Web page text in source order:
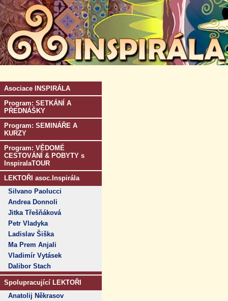
Asociace INSPIRÁLA
Program: SETKÁNÍ A
PŘEDNÁŠKY
Program: SEMINÁŘE A
KURZY
Program: VĚDOMÉ
CESTOVÁNÍ & POBYTY s
InspiralaTOUR
LEKTOŘI asoc.Inspirála
Silvano Paolucci
Andrea Donnoli
Jitka Třešňáková
Petr Vladyka
Ladislav Šiška
Ma Prem Anjali
Vladimír Vytásek
Dalibor Stach
Spolupracující LEKTOŘI
Anatolij Někrasov